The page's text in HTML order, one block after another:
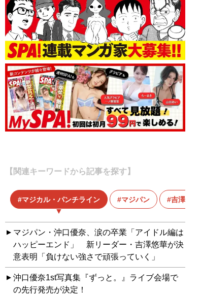
【関連キーワードから記事を探す】
マジカル・パンチライン マジパン 吉澤悠華
マジパン・沖口優奈、涙の卒業「アイドル編は
ハッピーエンド」 新リーダー・吉澤悠華が決
意表明「負けない強さで頑張っていく」
沖口優奈1st写真集『ずっと。』ライブ会場で
の先行発売が決定！